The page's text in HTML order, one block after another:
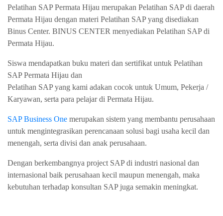
Pelatihan SAP Permata Hijau merupakan Pelatihan SAP di daerah
Permata Hijau dengan materi Pelatihan SAP yang disediakan
Binus Center. BINUS CENTER menyediakan Pelatihan SAP di
Permata Hijau.
Siswa mendapatkan buku materi dan sertifikat untuk Pelatihan
SAP Permata Hijau dan
Pelatihan SAP yang kami adakan cocok untuk Umum, Pekerja /
Karyawan, serta para pelajar di Permata Hijau.
SAP Business One merupakan sistem yang membantu perusahaan
untuk mengintegrasikan perencanaan solusi bagi usaha kecil dan
menengah, serta divisi dan anak perusahaan.
Dengan berkembangnya project SAP di industri nasional dan
internasional baik perusahaan kecil maupun menengah, maka
kebutuhan terhadap konsultan SAP juga semakin meningkat.